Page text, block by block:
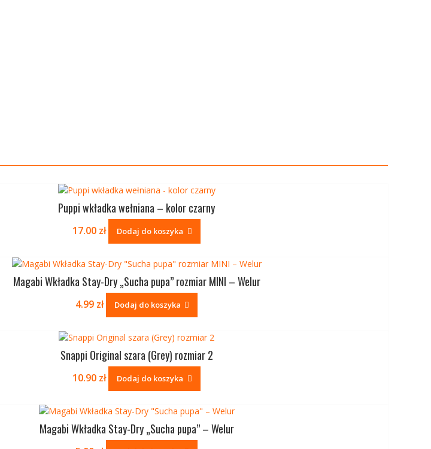
Puppi wkładka wełniana – kolor czarny
17.00 zł Dodaj do koszyka
Magabi Wkładka Stay-Dry „Sucha pupa” rozmiar MINI – Welur
4.99 zł Dodaj do koszyka
Snappi Original szara (Grey) rozmiar 2
10.90 zł Dodaj do koszyka
Magabi Wkładka Stay-Dry „Sucha pupa” – Welur